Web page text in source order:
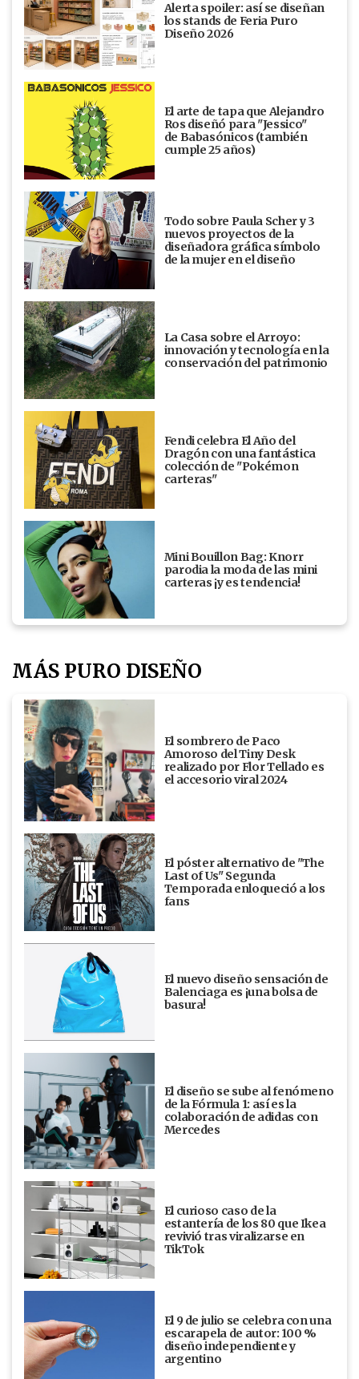
Alerta spoiler: así se diseñan
los stands de Feria Puro
Diseño 2026
El arte de tapa que Alejandro
Ros diseñó para "Jessico"
de Babasónicos (también
cumple 25 años)
Todo sobre Paula Scher y 3
nuevos proyectos de la
diseñadora gráfica símbolo
de la mujer en el diseño
La Casa sobre el Arroyo:
innovación y tecnología en la
conservación del patrimonio
Fendi celebra El Año del
Dragón con una fantástica
colección de "Pokémon
carteras"
Mini Bouillon Bag: Knorr
parodia la moda de las mini
carteras ¡y es tendencia!
MÁS PURO DISEÑO
El sombrero de Paco
Amoroso del Tiny Desk
realizado por Flor Tellado es
el accesorio viral 2024
El póster alternativo de "The
Last of Us" Segunda
Temporada enloqueció a los
fans
El nuevo diseño sensación de
Balenciaga es ¡una bolsa de
basura!
El diseño se sube al fenómeno
de la Fórmula 1: así es la
colaboración de adidas con
Mercedes
El curioso caso de la
estantería de los 80 que Ikea
revivió tras viralizarse en
TikTok
El 9 de julio se celebra con una
escarapela de autor: 100 %
diseño independiente y
argentino